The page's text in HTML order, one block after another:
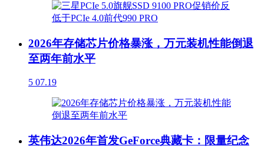
2026年存储芯片价格暴涨，万元装机性能倒退
至两年前水平
5 07.19
英伟达2026年首发GeForce典藏卡：限量纪念